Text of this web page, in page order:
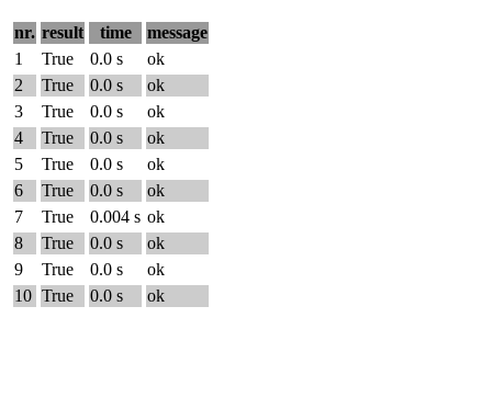
nr. result time
message
1
True 0.0 s
ok
2
True 0.0 s
ok
3
True 0.0 s
ok
4
True 0.0 s
ok
5
True 0.0 s
ok
6
True 0.0 s
ok
7
True 0.004 s ok
8
True 0.0 s
ok
9
True 0.0 s
ok
10 True 0.0 s ok